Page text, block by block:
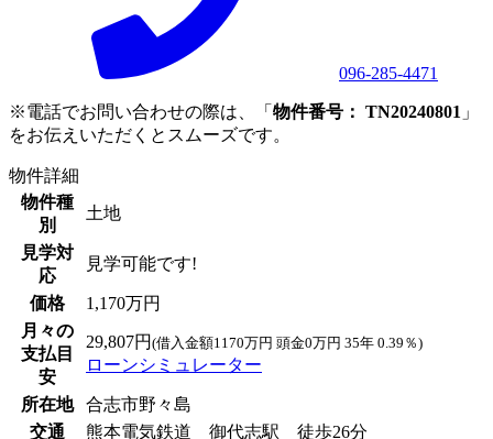
096-285-4471
※電話でお問い合わせの際は、「 物件番号： TN20240801 」
をお伝えいただくとスムーズです。
物件詳細
物件種
別
土地
見学対
応
見学可能です!
価格
1,170万円
月々の
支払目
安
29,807円 (借入金額1170万円 頭金0万円 35年 0.39％)
ローンシミュレーター
所在地
合志市野々島
交通
熊本電気鉄道 御代志駅 徒歩26分